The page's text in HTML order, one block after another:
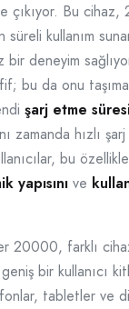
çıkıyor. Bu
kullanım
deneyim
bu da onu
şarj etme
zamanda hızlı
bu
yapısını ve
20000, farklı
bir kullanıcı
tabletler ve